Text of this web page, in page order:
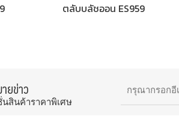
ตลับบลัชออน ES959
ยข่าว
นสินค้าราคาพิเศษ